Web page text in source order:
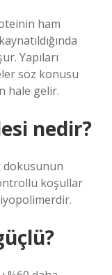
ham
Yapıları
söz konusu
hale gelir.
nedir?
dokusunun
koşullar